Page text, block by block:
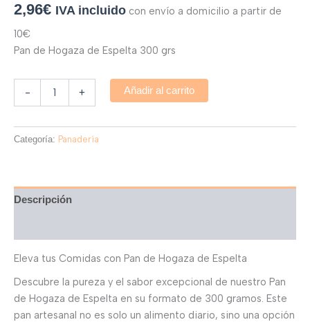
2,96€ IVA incluido con envío a domicilio a partir de
10€
Pan de Hogaza de Espelta 300 grs
- + Añadir al carrito
Categoría: Panadería
Descripción
Eleva tus Comidas con Pan de Hogaza de Espelta
Descubre la pureza y el sabor excepcional de nuestro Pan
de Hogaza de Espelta en su formato de 300 gramos. Este
pan artesanal no es solo un alimento diario, sino una opción